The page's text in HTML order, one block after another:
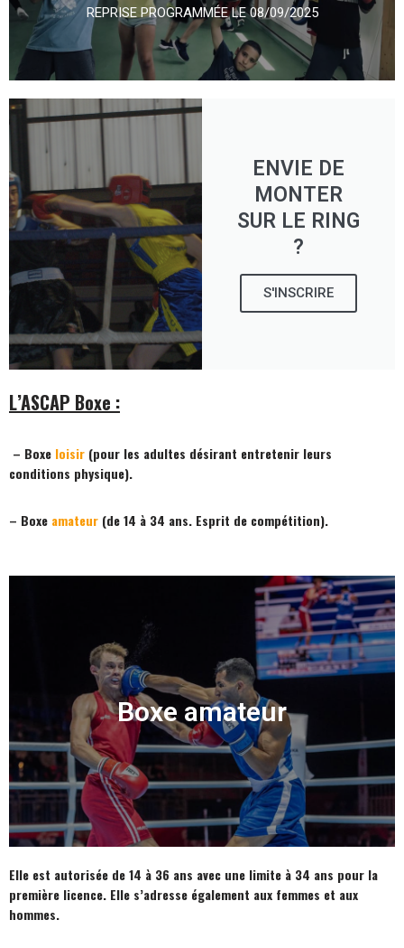
REPRISE PROGRAMMÉE LE 08/09/2025
ENVIE DE
MONTER
SUR LE RING
?
S'INSCRIRE
L’ASCAP Boxe :
– Boxe loisir (pour les adultes désirant entretenir leurs
conditions physique).
– Boxe amateur (de 14 à 34 ans. Esprit de compétition).
Boxe amateur
Elle est autorisée de 14 à 36 ans avec une limite à 34 ans pour la
première licence. Elle s’adresse également aux femmes et aux
hommes.